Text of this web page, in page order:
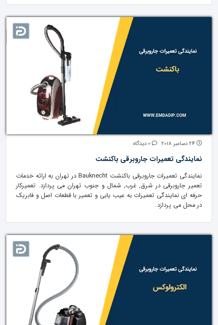
نمایندگی تعمیرات جاروبرقی باکنشت
نمایندگی تعمیرات جاروبرقی باکنشت Bauknecht در تهران به ارائه خدمات
تعمیر جاروبرقی در شرق, غرب, شمال و جنوب تهران می پردازد. تعمیرکار
حرفه ای نمایندگی تعمیرات به عیب یابی و تعمیر با قطعات اصل و فابریک
در محل می پردازد.